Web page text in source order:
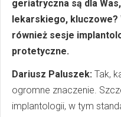
geriatryczna są dla
lekarskiego,
również sesje
protetyczne.
Dariusz Paluszek: Tak,
ogromne znaczenie.
implantologii, w tym